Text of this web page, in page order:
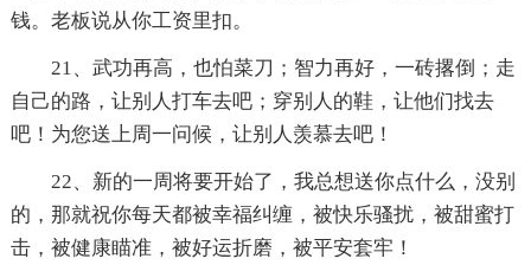
钱。老板说从你工资里扣。
21、武功再高，也怕菜刀；智力再好，一砖撂倒；走
自己的路，让别人打车去吧；穿别人的鞋，让他们找去
吧！为您送上周一问候，让别人羡慕去吧！
22、新的一周将要开始了，我总想送你点什么，没别
的，那就祝你每天都被幸福纠缠，被快乐骚扰，被甜蜜打
击，被健康瞄准，被好运折磨，被平安套牢！